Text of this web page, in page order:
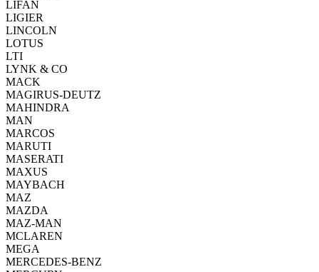
LIFAN
LIGIER
LINCOLN
LOTUS
LTI
LYNK & CO
MACK
MAGIRUS-DEUTZ
MAHINDRA
MAN
MARCOS
MARUTI
MASERATI
MAXUS
MAYBACH
MAZ
MAZDA
MAZ-MAN
MCLAREN
MEGA
MERCEDES-BENZ